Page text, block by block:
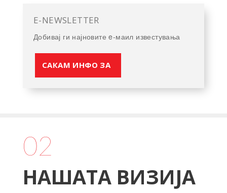
E-NEWSLETTER
Добивај ги најновите e-маил известувања
САКАМ ИНФО ЗА
02
НАШАТА ВИЗИЈА